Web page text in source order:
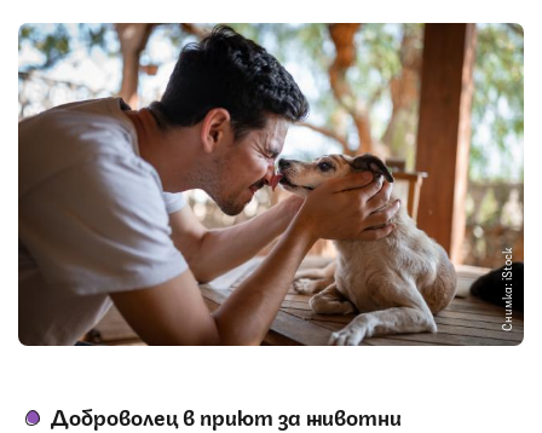
Снимка: iStock
Доброволец в приют за животни